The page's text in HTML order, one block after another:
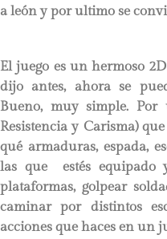
a león y por ultimo se
El juego es un hermoso
dijo antes, ahora se
Bueno, muy simple. Por
Resistencia y Carisma)
qué armaduras, espada,
las que estés equipado
plataformas, golpear
caminar por distintos
acciones que haces en un